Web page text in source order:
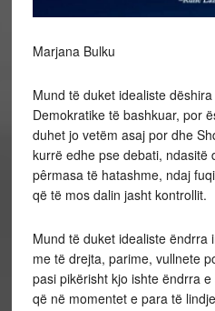
Marjana Bulku
Mund të duket idealiste
Demokratike të bashkuar, por
duhet jo vetëm asaj por dhe
kurrë edhe pse debati, ndasitë
pêrmasa të hatashme, ndaj
që të mos dalin jasht kontrollit.
Mund të duket idealiste ëndrra
me të drejta, parime, vullnete
pasi pikërisht kjo ishte ëndrra
që në momentet e para të